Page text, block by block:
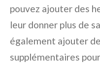
pouvez ajouter des
leur donner plus de
également ajouter
supplémentaires